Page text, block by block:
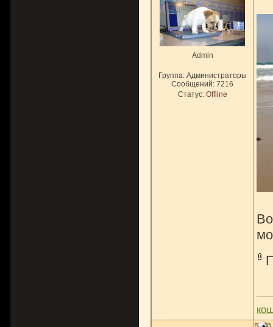
Admin
Группа: Администраторы
Сообщений: 7216
Статус: Offline